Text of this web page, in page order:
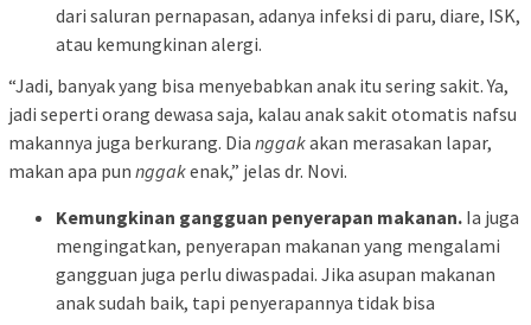
dari saluran pernapasan, adanya infeksi di paru, diare, ISK,
atau kemungkinan alergi.
“Jadi, banyak yang bisa menyebabkan anak itu sering sakit. Ya,
jadi seperti orang dewasa saja, kalau anak sakit otomatis nafsu
makannya juga berkurang. Dia nggakakan merasakan lapar,
makan apa pun nggakenak,” jelas dr. Novi.
Kemungkinan gangguan penyerapan makanan. Ia juga
mengingatkan, penyerapan makanan yang mengalami
gangguan juga perlu diwaspadai. Jika asupan makanan
anak sudah baik, tapi penyerapannya tidak bisa